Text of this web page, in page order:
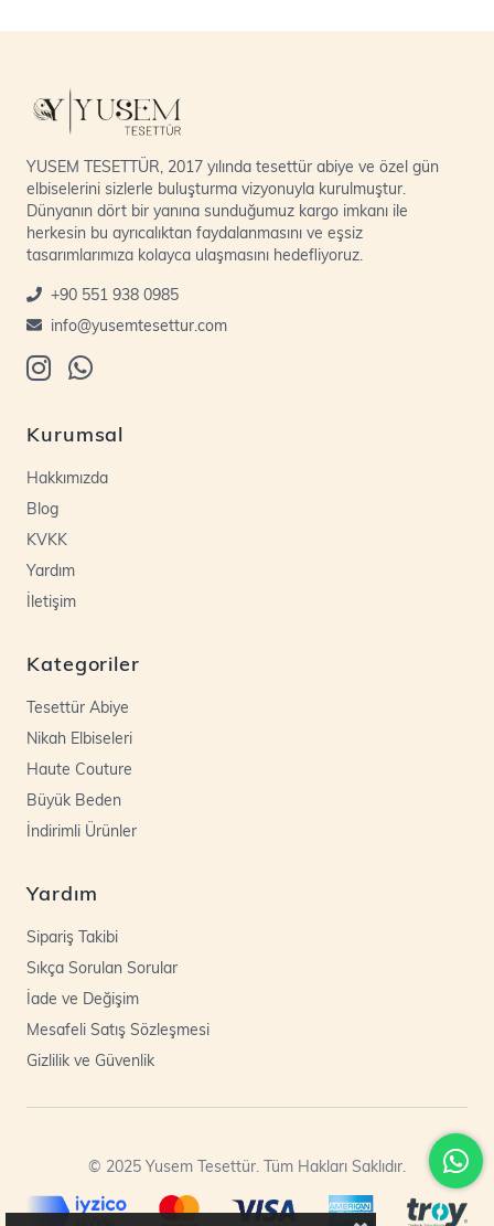
YUSEM TESETTÜR, 2017 yılında tesettür abiye ve özel gün
elbiselerini sizlerle buluşturma vizyonuyla kurulmuştur.
Dünyanın dört bir yanına sunduğumuz kargo imkanı ile
herkesin bu ayrıcalıktan faydalanmasını ve eşsiz
tasarımlarımıza kolayca ulaşmasını hedefliyoruz.
+90 551 938 0985
info@yusemtesettur.com
Kurumsal
Hakkımızda
Blog
KVKK
Yardım
İletişim
Kategoriler
Tesettür Abiye
Nikah Elbiseleri
Haute Couture
Büyük Beden
İndirimli Ürünler
Yardım
Sipariş Takibi
Sıkça Sorulan Sorular
İade ve Değişim
Mesafeli Satış Sözleşmesi
Gizlilik ve Güvenlik
© 2025 Yusem Tesettür. Tüm Hakları Saklıdır.